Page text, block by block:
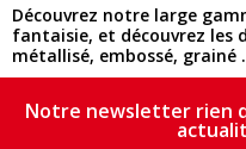
Découvrez notre large
fantaisie, et découvrez les
métallisé, embossé, grainé
Notre newsletter rien